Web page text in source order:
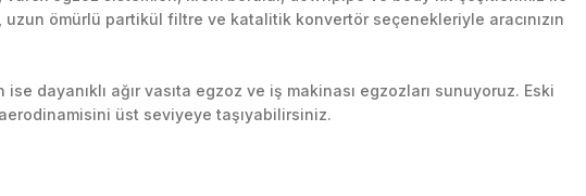
ömürlü partikül filtre ve katalitik konvertör seçenekleriyle aracınızın
dayanıklı ağır vasıta egzoz ve iş makinası egzozları sunuyoruz. Eski
aerodinamisini üst seviyeye taşıyabilirsiniz.